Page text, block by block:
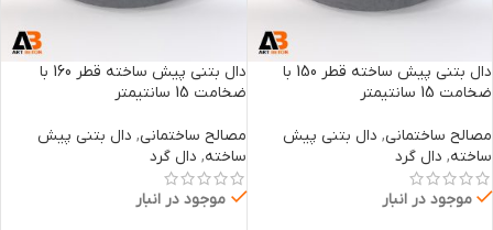
دال بتنی پیش ساخته قطر 150 با
ضخامت 15 سانتیمتر
مصالح ساختمانی, دال بتنی پیش
ساخته, دال گرد
موجود در انبار
دال بتنی پیش ساخته قطر 160 با
ضخامت 15 سانتیمتر
مصالح ساختمانی, دال بتنی پیش
ساخته, دال گرد
موجود در انبار